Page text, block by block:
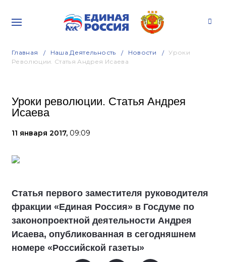
Главная Наша Деятельность Новости
Уроки
Революции. Статья Андрея Исаева
Уроки революции. Статья Андрея
Исаева
11 января 2017, 09:09
Статья первого заместителя руководителя
фракции «Единая Россия» в Госдуме по
законопроектной деятельности Андрея
Исаева, опубликованная в сегодняшнем
номере «Российской газеты»